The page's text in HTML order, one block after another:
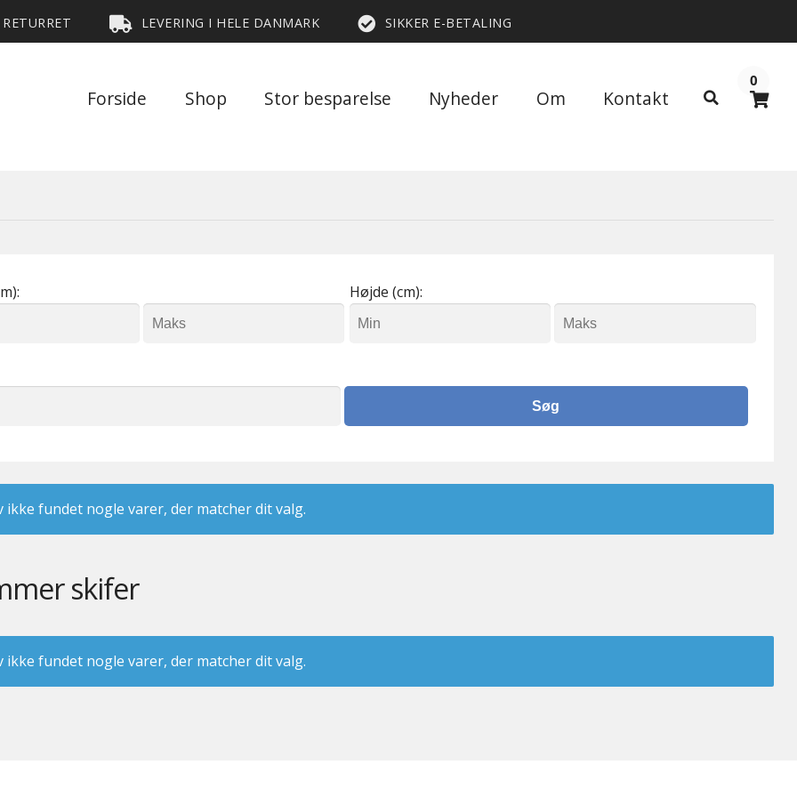
RETURRET LEVERING I HELE DANMARK SIKKER E-BETALING
Forside Shop Stor besparelse Nyheder Om Kontakt
Søg
0
Højde (cm):
ikke fundet nogle varer, der matcher dit valg.
skifer
ikke fundet nogle varer, der matcher dit valg.